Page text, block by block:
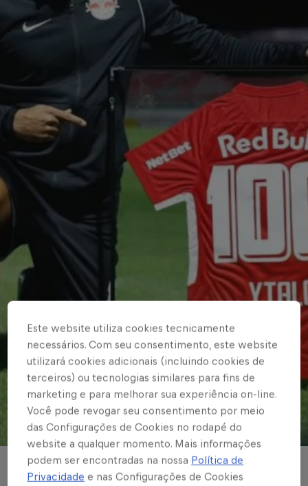
© Red Bull Bragantino
BRASILEIRÃO
Este website utiliza cookies tecnicamente
necessários. Com seu consentimento, este website
utilizará cookies adicionais (incluindo cookies de
terceiros) ou tecnologias similares para fins de
marketing e para melhorar sua experiência on-line.
Você pode revogar seu consentimento por meio
das Configurações de Cookies no rodapé do
website a qualquer momento. Mais informações
podem ser encontradas na nossa Política de
Privacidade e nas Configurações de Cookies